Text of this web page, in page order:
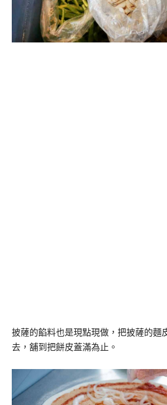
披薩的餡料也是現點現做，把披薩的麵
去，舖到把餅皮蓋滿為止。